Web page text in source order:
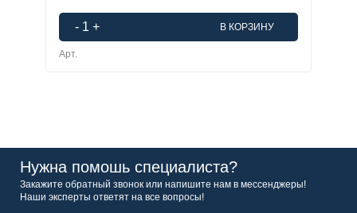
- 1 + В КОРЗИНУ
Арт.
Нужна помошь специалиста?
Закажите обратный звонок или напишите нам в мессенджеры!
Наши эксперты ответят на все вопросы!